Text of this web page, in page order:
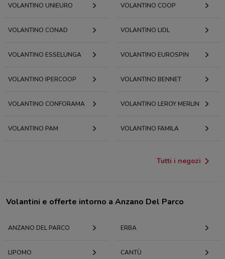
VOLANTINO UNIEURO VOLANTINO COOP
VOLANTINO CONAD VOLANTINO LIDL
VOLANTINO ESSELUNGA VOLANTINO EUROSPIN
VOLANTINO IPERCOOP VOLANTINO BENNET
VOLANTINO CONFORAMA VOLANTINO LEROY MERLIN
VOLANTINO PAM VOLANTINO FAMILA
Tutti i negozi
Volantini e offerte intorno a Anzano Del Parco
ANZANO DEL PARCO ERBA
LIPOMO CANTÙ